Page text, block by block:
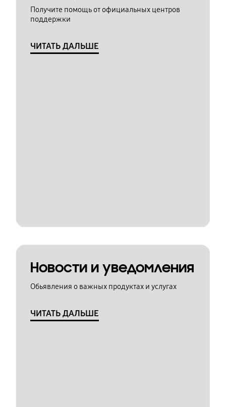
Получите помощь от официальных центров
поддержки
ЧИТАТЬ ДАЛЬШЕ
Новости и уведомления
Обьявления о важных продуктах и услугах
ЧИТАТЬ ДАЛЬШЕ